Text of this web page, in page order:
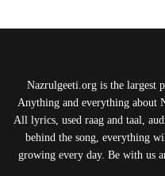
Nazrulgeeti.org is the largest
Anything and everything about
All lyrics, used raag and taal,
behind the song, everything
growing every day. Be with us